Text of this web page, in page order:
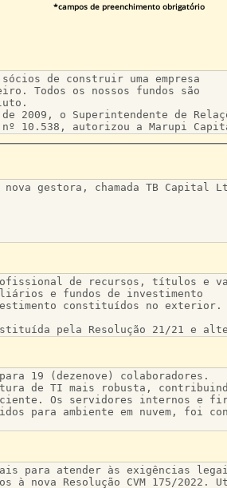
*campos de preenchimento obrigatório